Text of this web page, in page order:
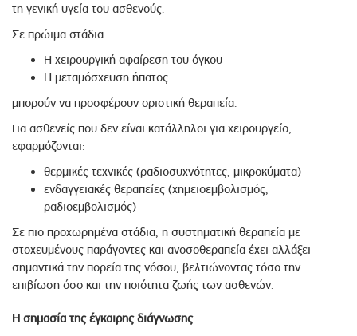
τη γενική υγεία του ασθενούς.
Σε πρώιμα στάδια:
Η χειρουργική αφαίρεση του όγκου
Η μεταμόσχευση ήπατος
μπορούν να προσφέρουν οριστική θεραπεία.
Για ασθενείς που δεν είναι κατάλληλοι για χειρουργείο,
εφαρμόζονται:
θερμικές τεχνικές (ραδιοσυχνότητες, μικροκύματα)
ενδαγγειακές θεραπείες (χημειοεμβολισμός,
ραδιοεμβολισμός)
Σε πιο προχωρημένα στάδια, η συστηματική θεραπεία με
στοχευμένους παράγοντες και ανοσοθεραπεία έχει αλλάξει
σημαντικά την πορεία της νόσου, βελτιώνοντας τόσο την
επιβίωση όσο και την ποιότητα ζωής των ασθενών.
Η σημασία της έγκαιρης διάγνωσης